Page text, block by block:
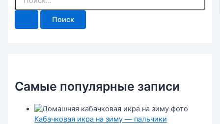
и
Самые популярные записи
Кабачковая икра на зиму — пальчики